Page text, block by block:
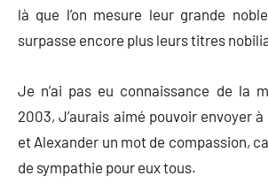
là que l’on mesure leur grande
surpasse encore plus leurs titres
Je n’ai pas eu connaissance de la
2003, J’aurais aimé pouvoir envoyer
et Alexander un mot de compassion,
de sympathie pour eux tous.